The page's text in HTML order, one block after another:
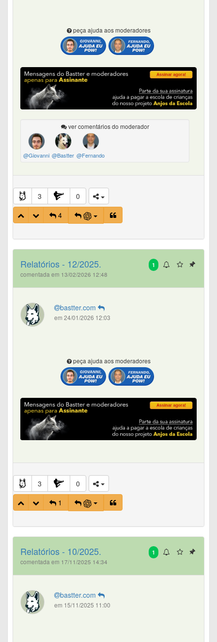
peça ajuda aos moderadores
ver comentários do moderador
@Giovanni @Bastter @Fernando
3
0
4
1
Relatórios - 12/2025.
comentada em 13/02/2026 12:48
bastter.com
em 24/01/2026 12:03
peça ajuda aos moderadores
3
0
1
1
Relatórios - 10/2025.
comentada em 17/11/2025 14:34
bastter.com
em 15/11/2025 11:00